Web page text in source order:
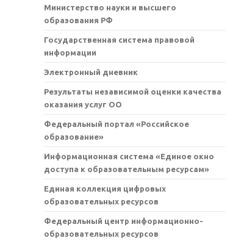
Министерство науки и высшего
образования РФ
Государственная система правовой
информации
Электронный дневник
Результаты независимой оценки качества
оказания услуг ОО
Федеральный портал «Российское
образование»
Информационная система «Единое окно
доступа к образовательным ресурсам»
Единая коллекция цифровых
образовательных ресурсов
Федеральный центр информационно-
образовательных ресурсов